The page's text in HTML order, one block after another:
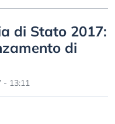
di Stato 2017:
di
- 13:11